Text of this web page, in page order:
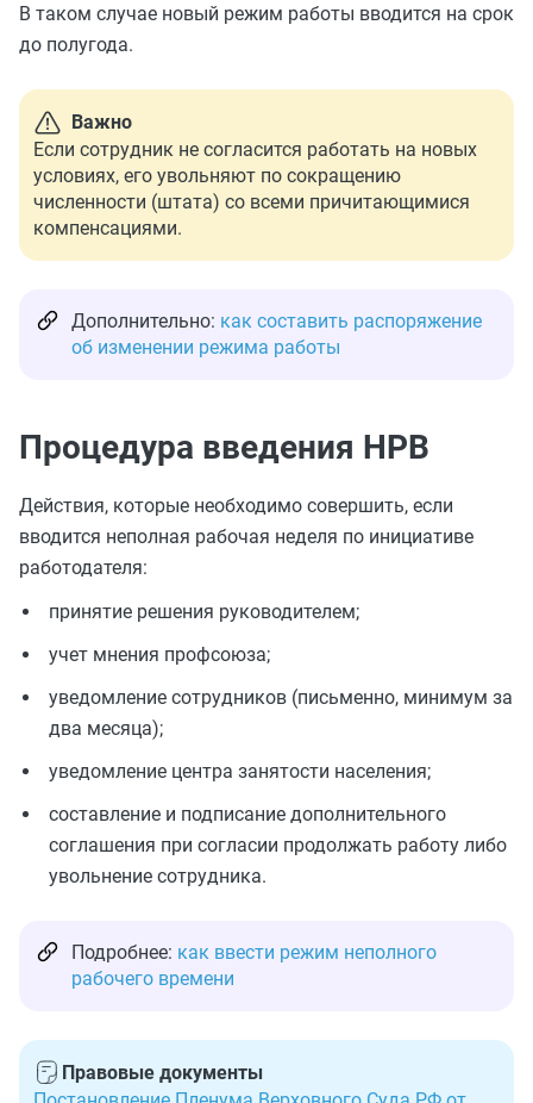
В таком случае новый режим работы вводится на срок
до полугода.
Важно
Если сотрудник не согласится работать на новых
условиях, его увольняют по сокращению
численности (штата) со всеми причитающимися
компенсациями.
Дополнительно: как составить распоряжение
об изменении режима работы
Процедура введения НРВ
Действия, которые необходимо совершить, если
вводится неполная рабочая неделя по инициативе
работодателя:
принятие решения руководителем;
учет мнения профсоюза;
уведомление сотрудников (письменно, минимум за
два месяца);
уведомление центра занятости населения;
составление и подписание дополнительного
соглашения при согласии продолжать работу либо
увольнение сотрудника.
Подробнее: как ввести режим неполного
рабочего времени
Правовые документы